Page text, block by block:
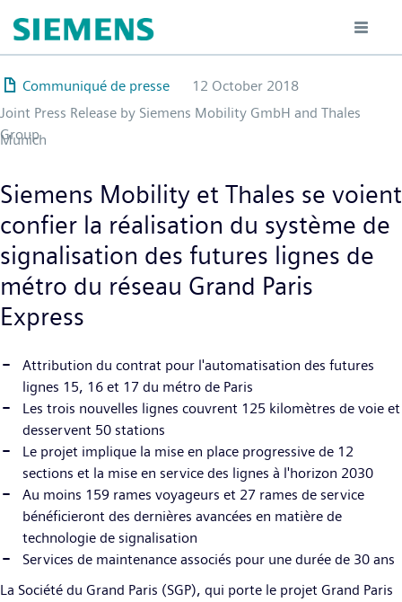
till
huvudinnehåll
Communiqué de presse
12 October 2018
Joint Press Release by Siemens Mobility GmbH and Thales
Group
Munich
Siemens Mobility et Thales se voient
confier la réalisation du système de
signalisation des futures lignes de
métro du réseau Grand Paris
Express
Attribution du contrat pour l'automatisation des futures
lignes 15, 16 et 17 du métro de Paris
Les trois nouvelles lignes couvrent 125 kilomètres de voie et
desservent 50 stations
Le projet implique la mise en place progressive de 12
sections et la mise en service des lignes à l'horizon 2030
Au moins 159 rames voyageurs et 27 rames de service
bénéficieront des dernières avancées en matière de
technologie de signalisation
Services de maintenance associés pour une durée de 30 ans
La Société du Grand Paris (SGP), qui porte le projet Grand Paris